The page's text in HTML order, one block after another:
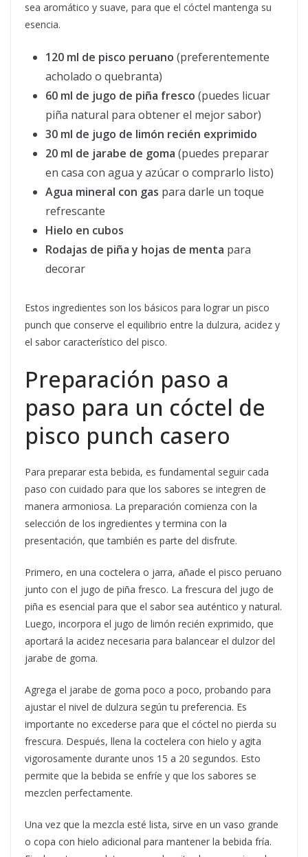
sea aromático y suave, para que el cóctel mantenga su
esencia.
120 ml de pisco peruano (preferentemente
acholado o quebranta)
60 ml de jugo de piña fresco (puedes licuar
piña natural para obtener el mejor sabor)
30 ml de jugo de limón recién exprimido
20 ml de jarabe de goma (puedes preparar
en casa con agua y azúcar o comprarlo listo)
Agua mineral con gas para darle un toque
refrescante
Hielo en cubos
Rodajas de piña y hojas de menta para
decorar
Estos ingredientes son los básicos para lograr un pisco
punch que conserve el equilibrio entre la dulzura, acidez y
el sabor característico del pisco.
Preparación paso a
paso para un cóctel de
pisco punch casero
Para preparar esta bebida, es fundamental seguir cada
paso con cuidado para que los sabores se integren de
manera armoniosa. La preparación comienza con la
selección de los ingredientes y termina con la
presentación, que también es parte del disfrute.
Primero, en una coctelera o jarra, añade el pisco peruano
junto con el jugo de piña fresco. La frescura del jugo de
piña es esencial para que el sabor sea auténtico y natural.
Luego, incorpora el jugo de limón recién exprimido, que
aportará la acidez necesaria para balancear el dulzor del
jarabe de goma.
Agrega el jarabe de goma poco a poco, probando para
ajustar el nivel de dulzura según tu preferencia. Es
importante no excederse para que el cóctel no pierda su
frescura. Después, llena la coctelera con hielo y agita
vigorosamente durante unos 15 a 20 segundos. Esto
permite que la bebida se enfríe y que los sabores se
mezclen perfectamente.
Una vez que la mezcla esté lista, sirve en un vaso grande
o copa con hielo adicional para mantener la bebida fría.